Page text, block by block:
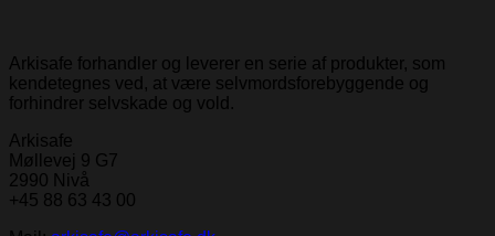
Arkisafe forhandler og leverer en serie af produkter, som
kendetegnes ved, at være selvmordsforebyggende og
forhindrer selvskade og vold.
Arkisafe
Møllevej 9 G7
2990 Nivå
+45 88 63 43 00